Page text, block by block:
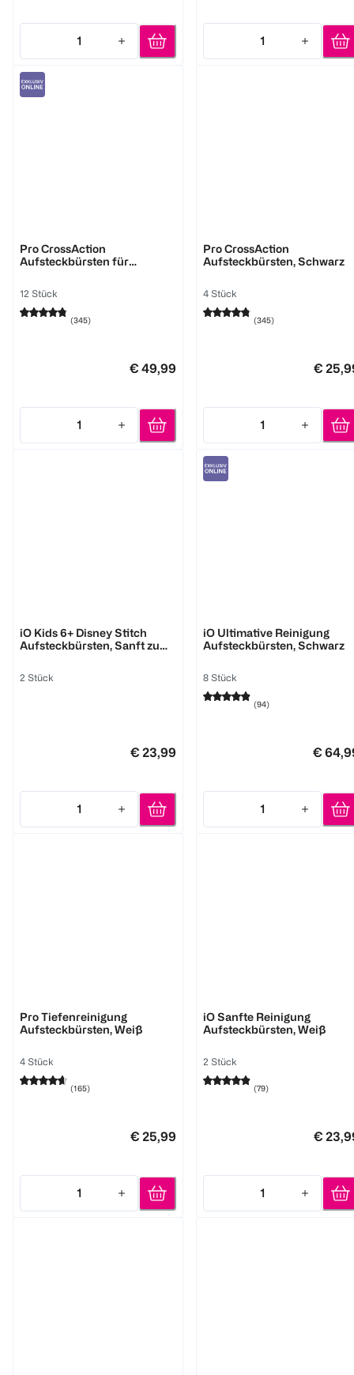
1
Quantity: 1
1
Quantity: 1
Pro CrossAction
Aufsteckbürsten für
12 Stück
(345)
€ 49,99
1
Quantity: 1
Pro CrossAction
Aufsteckbürsten, Schwarz
4 Stück
(345)
€
1
Quantity: 1
iO Kids 6+ Disney Stitch
Aufsteckbürsten, Sanft zu
2 Stück
€ 23,99
1
Quantity: 1
iO Ultimative Reinigung
Aufsteckbürsten, Schwarz
8 Stück
(94)
€
1
Quantity: 1
Pro Tiefenreinigung
Aufsteckbürsten, Weiß
4 Stück
(165)
€ 25,99
1
Quantity: 1
iO Sanfte Reinigung
Aufsteckbürsten, Weiß
2 Stück
(79)
€
1
Quantity: 1